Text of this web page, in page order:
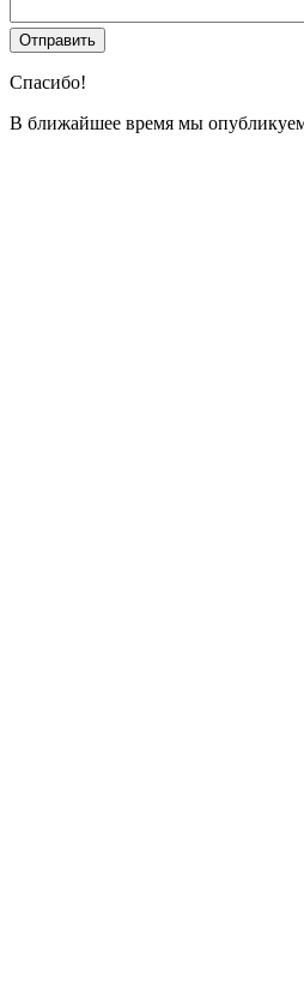
Спасибо!
В ближайшее время мы